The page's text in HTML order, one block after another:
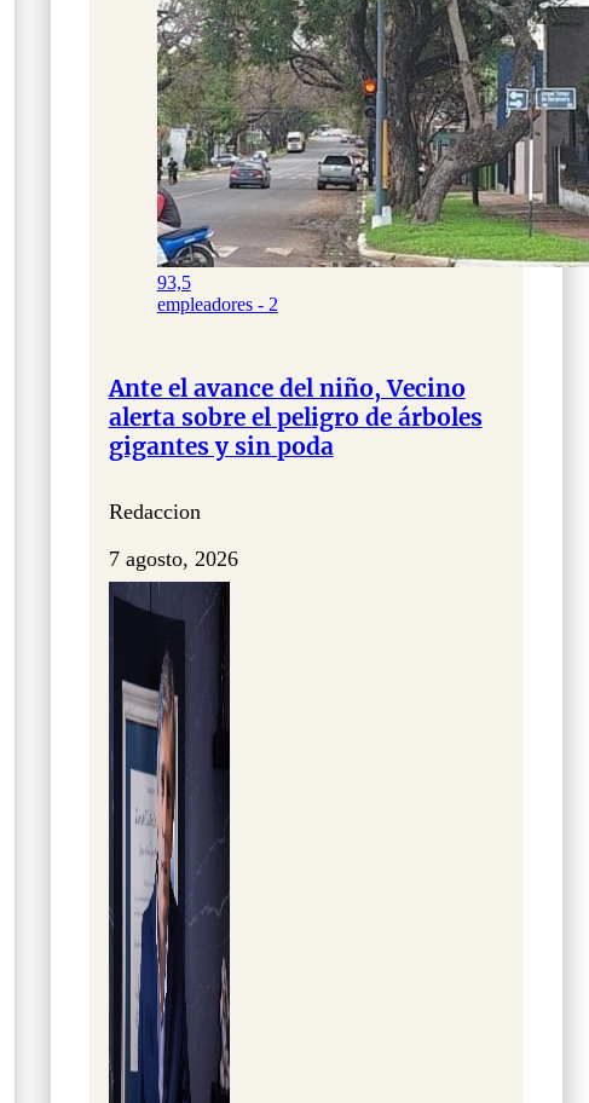
93,5
empleadores - 2
Ante el avance del niño, Vecino
alerta sobre el peligro de árboles
gigantes y sin poda
Redaccion
7 agosto, 2026